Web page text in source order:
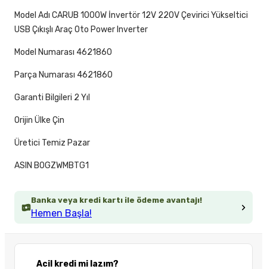
Banka veya kredi kartı ile ödeme avantajı!
Hemen Başla!
Acil kredi mi lazım?
Model Adı CARUB 1000W İnvertör 12V 220V Çevirici Yükseltici
USB Çıkışlı Araç Oto Power Inverter
Model Numarası 4621860
Parça Numarası 4621860
Garanti Bilgileri 2 Yıl
Orijin Ülke Çin
Üretici Temiz Pazar
ASIN B0GZWMBTG1